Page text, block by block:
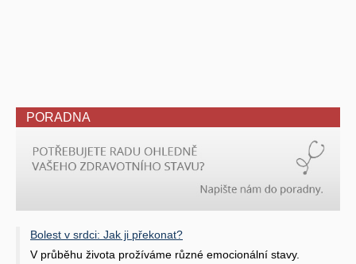
PORADNA
Bolest v srdci: Jak ji překonat?
V průběhu života prožíváme různé emocionální stavy.